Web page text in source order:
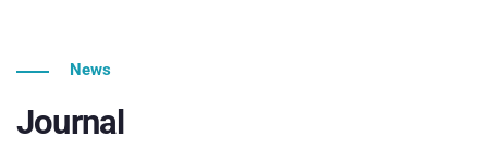
News
Journal